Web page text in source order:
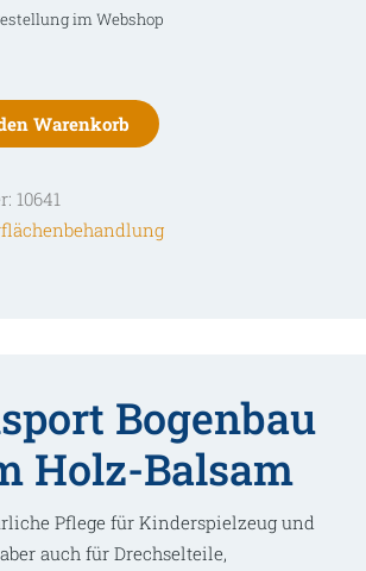
im Webshop
Warenkorb
10641
Bogenbau
Holz-Balsam
Pflege für Kinderspielzeug und
auch für Drechselteile,